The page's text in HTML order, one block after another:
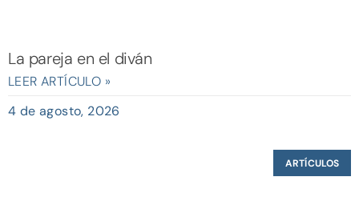
La pareja en el diván
LEER ARTÍCULO »
4 de agosto, 2026
ARTÍCULOS